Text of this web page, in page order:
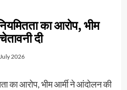
का आरोप, भीम
दी
2026
का आरोप, भीम आर्मी ने आंदोलन की